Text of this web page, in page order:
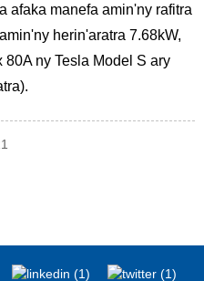
afaka manefa amin'ny rafitra
herin'aratra 7.68kW,
ny Tesla Model S ary